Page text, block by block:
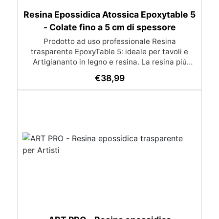
Resina Epossidica Atossica Epoxytable 5
- Colate fino a 5 cm di spessore
Prodotto ad uso professionale Resina
trasparente EpoxyTable 5: ideale per tavoli e
Artigiananto in legno e resina. La resina più
perfetta per colate di alto spessore fino a 5 cm.
Applicazioni Principali: Realizzazione di tavoli in
monete, pietre, ecc) Colate riempitive in
spessore dentro stampi e cassaforme
Caratteristiche principali: ✅ Bassissima
Bassa viscosità per eliminare le bolle d’aria e
€38,99